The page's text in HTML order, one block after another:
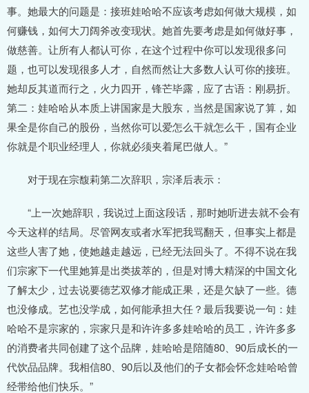
事。她最大的问题是：接班娃哈哈不应该考虑如何做大规模，如
何赚钱，如何大刀阔斧改变现状。她首先要考虑是如何做好事，
做慈善。让所有人都认可你，在这个过程中你可以发现很多问
题，也可以发现很多人才，自然而然让大多数人认可你的接班。
她却反其道而行之，火力四开，锋芒毕露，应了古语：刚易折。
第二：娃哈哈从本质上讲国家是大股东，当然是国家说了算，如
果全是你自己的股份，当然你可以爱怎么干就怎么干，国有企业
你就是个职业经理人，你就必须夹着尾巴做人。”
对于现在宗馥莉第二次辞职，宗泽后表示：
“上一次她辞职，我说过上面这段话，那时她听进去就不会有
今天这样的结局。尽管网友或者水军把我骂翻天，但事实上都是
这些人害了她，使她越走越远，已经无法回头了。不得不说在我
们宗家下一代里她算是出类拔萃的，但是对博大精深的中国文化
了解太少，过去说要德艺双修才能成正果，还是欠缺了一些。德
也没修成。艺也没学成，如何能承担大任？最后我要说一句：娃
哈哈不是宗家的，宗家只是和许许多多娃哈哈的员工，许许多多
的消费者共同创建了这个品牌，娃哈哈是陪随80、90后成长的一
代饮品品牌。我相信80、90后以及他们的子女都会怀念娃哈哈曾
经带给他们快乐。”